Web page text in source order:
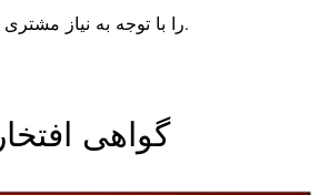
را با توجه به نیاز مشتری سفارشی یا ارائه دهد.
گواهی افتخار